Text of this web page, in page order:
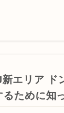
新エリア ド
るために知